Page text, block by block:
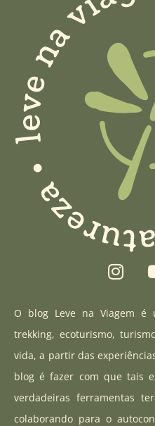
I
n
t
a
g
a
m
O blog Leve na Viagem é
trekking, ecoturismo,
vida, a partir das
blog é fazer com que tais
verdadeiras ferramentas
colaborando para o